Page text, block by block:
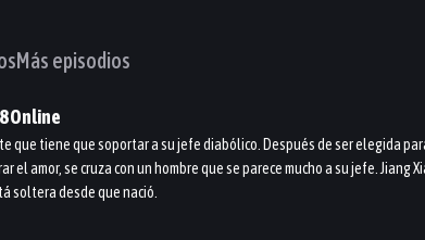
Más episodios
Online
que tiene que soportar a su jefe diabólico. Después de ser elegida
el amor, se cruza con un hombre que se parece mucho a su jefe.
soltera desde que nació.